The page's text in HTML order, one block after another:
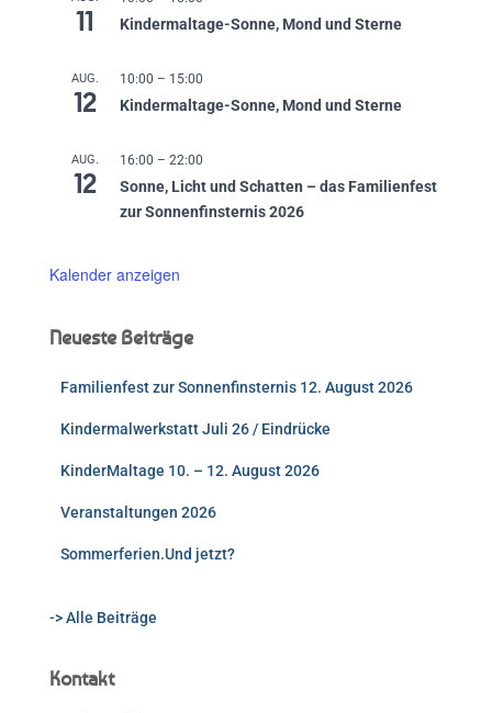
11 Kindermaltage-Sonne, Mond und Sterne
AUG.
12
10:00 – 15:00
Kindermaltage-Sonne, Mond und Sterne
AUG.
12
16:00 – 22:00
Sonne, Licht und Schatten – das Familienfest
zur Sonnenfinsternis 2026
Kalender anzeigen
Neueste Beiträge
Familienfest zur Sonnenfinsternis 12. August 2026
Kindermalwerkstatt Juli 26 / Eindrücke
KinderMaltage 10. – 12. August 2026
Veranstaltungen 2026
Sommerferien.Und jetzt?
-> Alle Beiträge
Kontakt